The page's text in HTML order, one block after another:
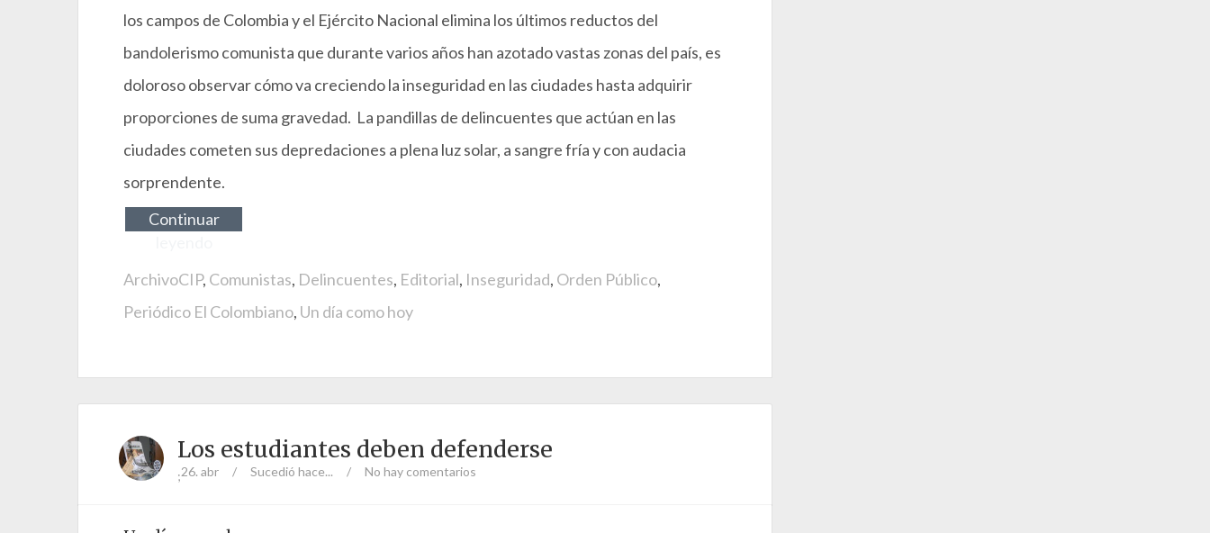
los campos de Colombia y el Ejército Nacional elimina los últimos reductos del
bandolerismo comunista que durante varios años han azotado vastas zonas del país, es
doloroso observar cómo va creciendo la inseguridad en las ciudades hasta adquirir
proporciones de suma gravedad. La pandillas de delincuentes que actúan en las
ciudades cometen sus depredaciones a plena luz solar, a sangre fría y con audacia
sorprendente.
Continuar
ArchivoCIP, Comunistas, Delincuentes, Editorial, Inseguridad, Orden Público,
Periódico El Colombiano, Un día como hoy
Los estudiantes deben defenderse
;26. abr / Sucedió hace... / No hay comentarios